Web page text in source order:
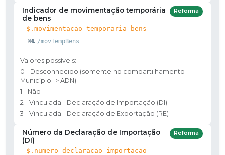
Indicador de movimentação temporária
de bens
$.movimentacao_temporaria_bens
/movTempBens
Reforma
Valores possíveis:
0 - Desconhecido (somente no compartilhamento
Município -> ADN)
1 - Não
2 - Vinculada - Declaração de Importação (DI)
3 - Vinculada - Declaração de Exportação (RE)
Número da Declaração de Importação
(DI)
$.numero_declaracao_importacao
Reforma